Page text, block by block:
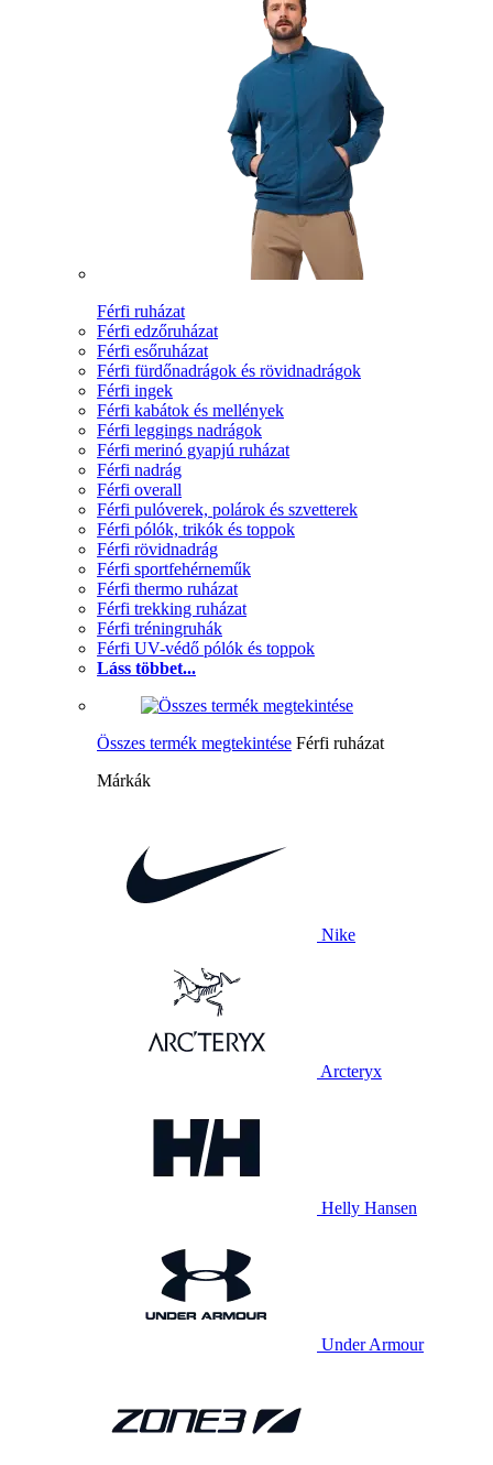
Férfi ruházat
Férfi edzőruházat
Férfi esőruházat
Férfi fürdőnadrágok és rövidnadrágok
Férfi ingek
Férfi kabátok és mellények
Férfi leggings nadrágok
Férfi merinó gyapjú ruházat
Férfi nadrág
Férfi overall
Férfi pulóverek, polárok és szvetterek
Férfi pólók, trikók és toppok
Férfi rövidnadrág
Férfi sportfehérneműk
Férfi thermo ruházat
Férfi trekking ruházat
Férfi tréningruhák
Férfi UV-védő pólók és toppok
Láss többet...
Összes termék megtekintése Férfi ruházat
Márkák
Nike
Arcteryx
Helly Hansen
Under Armour